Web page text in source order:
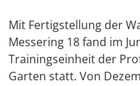
Mit Fertigstellung der
Messering 18 fand im
Trainingseinheit der
Garten statt. Von